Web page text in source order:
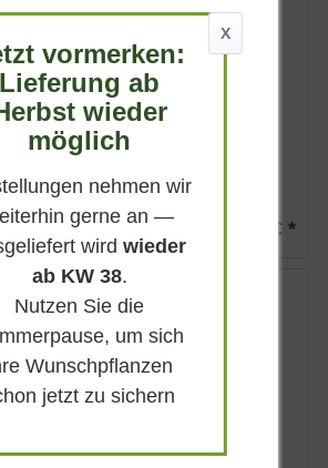
Pink
Sonnig-halbschattig
Mai - Juni
35 - 60 cm
Lieferbar
21,90 € *
® 'Yuki Snowflake'
Sommergrün
X
vormerken:
Lieferung ab
wieder
möglich
nehmen wir
gerne an —
wirdwieder
ab KW 38.
Nutzen Sie die
um sich
Wunschpflanzen
jetzt zu sichern